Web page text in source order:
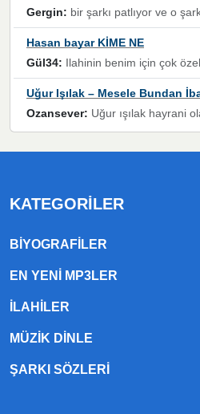
Gergin: bir şarkı patlıyor ve o şarkıyı millet her paylaşımın altına koyuyor ve öyle bir durum hal alıyor ki şarkıyı dinlemeden şarkıdan bikıyorsun Ama bu enteresan bir şekilde
Hasan bayar KİME NE
Gül34: Ilahinin benim için çok özel bir yeri var İlk çıktığında komşum ne kadar yüksek sesle dinliyorsa orada duymuştum ve YouTube'dan aratıp Bu ilahiyi bulmuştum ve sonra müdavimi oldum günlük Ben de 3-5
Uğur Işılak – Mesele Bundan
Ozansever: Uğur ışılak hayrani olarak eski yeni tüm eserlerini keyifle huzurla dinleyenlerden birisiyim, emeğine
KATEGORILER
BIYOGRAFILER
EN YENI MP3LER
ILAHILER
MÜZIK DINLE
ŞARKI SÖZLERI